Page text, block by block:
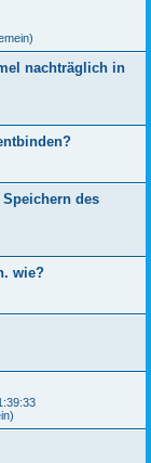
nachträglich in
des
wie?